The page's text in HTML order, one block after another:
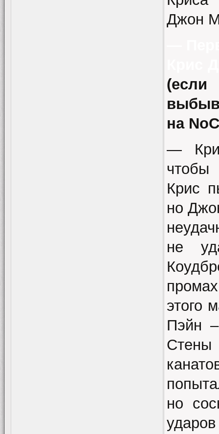
Джон
на
—
чтобы
Крис
но
не
этого
Пэйн
Стены
но